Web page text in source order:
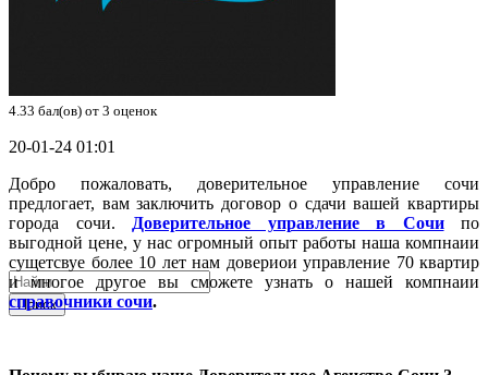
Поиск
4.33 бал(ов) от 3 оценок
20-01-24 01:01
Добро пожаловать, доверительное управление сочи
предлогает, вам заключить договор о сдачи вашей квартиры
города сочи.
Доверительное управление в Сочипо
выгодной цене, у нас огромный опыт работы наша компнаии
сущетсвуе более 10 лет нам довериои управление 70 квартир
и многое другое вы сможете узнать о нашей компнаии
справочники сочи.